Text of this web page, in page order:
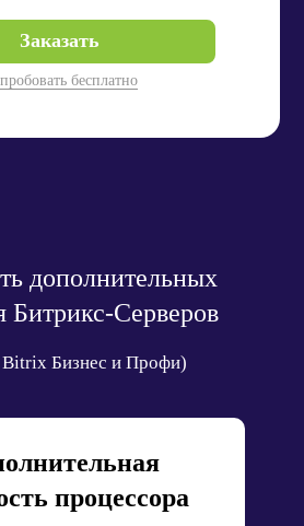
Заказать
бесплатно
дополнительных
Битрикс-Серверов
Бизнес и Профи)
процессора